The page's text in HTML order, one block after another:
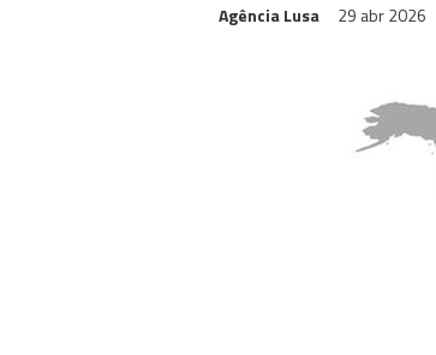
Agência Lusa 29 abr 2026